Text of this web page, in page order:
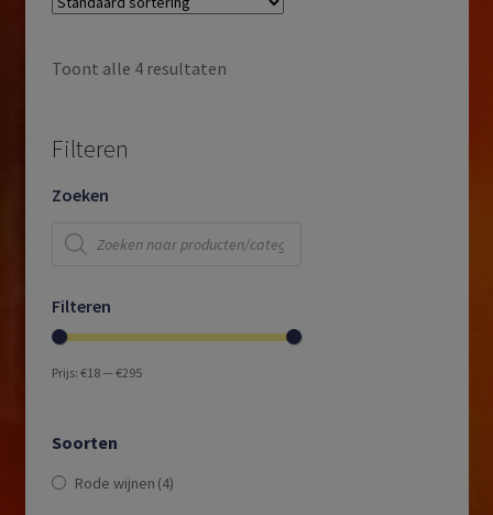
Toont alle 4 resultaten
Filteren
Zoeken
Producten
zoeken
Filteren
Prijs: €18— €295
Soorten
Rode wijnen (4)